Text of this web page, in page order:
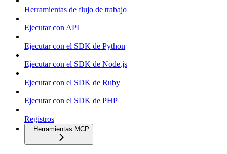
Herramientas de flujo de trabajo
Ejecutar con API
Ejecutar con el SDK de Python
Ejecutar con el SDK de Node.js
Ejecutar con el SDK de Ruby
Ejecutar con el SDK de PHP
Registros
Herramientas MCP